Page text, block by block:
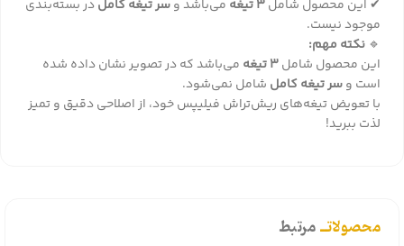
✔ این محصول شامل3 تیغه می‌باشد وسر تیغه کاملدر بسته‌بندی
موجود نیست.
🔹 نکته مهم:
این محصول شامل3 تیغه
می‌باشد که در تصویر نشان داده شده
است وسر تیغه کامل شامل نمی‌شود.
با تعویض تیغه‌های ریش‌تراش فیلیپس خود، از اصلاحی دقیق و تمیز
لذت ببرید!
محصولاتــمرتبط